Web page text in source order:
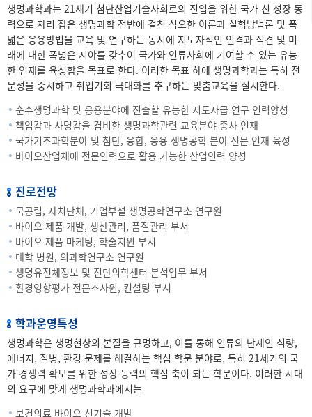
생명과학과는 21세기 첨단산업기술사회로의 진입을 위한 국가 신 성장 동
력으로 자리 잡은 생명과학 전반에 걸친 심오한 이론과 실험방법론 및 폭
넓은 응용방법을 교육 및 연구하는 동시에 지도자적인 인격과 식견 및 미
래에 대한 폭넓은 시야를 갖추어 국가와 인류사회에 기여할 수 있는 유능
한 인재를 육성함을 목표로 한다. 이러한 목표 하에 생명과학과는 특히 전
문성을 중시하고 취업기회 극대화를 추구하는 맞춤교육을 실시한다.
순수생명과학 및 응용분야에 진출할 유능한 지도자급 연구 인력양성
책임감과 사명감을 겸비한 생명과학관련 교육분야 종사 인재
국가기초과학분야 및 첨단, 융합, 응용 생명공학 분야 전문 인재 육성
바이오산업체에 전문인력으로 활용 가능한 산업인력 양성
진로전망
국공립, 자치단체, 기업부설 생명공학연구소 연구원
바이오 제품 개발, 생산관리, 품질관리 부서
바이오 제품 마케팅, 학술지원 부서
대학 병원, 의과학연구소 연구원
생명유전체정보 및 진단의학센터 분석업무 부서
환경영향평가 전문조사원, 컨설팅 부서
학과운영특성
생명과학은 생명현상의 본질을 규명하고, 이를 통해 인류의 난제인 식량,
에너지, 질병, 환경 문제를 해결하는 핵심 학문 분야로, 특히 21세기의 국
가 경쟁력 확보를 위한 성장 동력의 핵심 축이 되는 학문이다. 이러한 시대
의 요구에 맞게 생명과학과에서는
보건의료 바이오 신기술 개발